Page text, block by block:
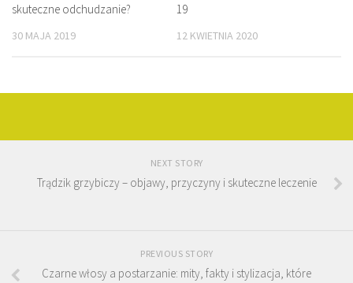
skuteczne odchudzanie?
30 MAJA 2019
19
12 KWIETNIA 2020
NEXT STORY
Trądzik grzybiczy – objawy, przyczyny i skuteczne leczenie
PREVIOUS STORY
Czarne włosy a postarzanie: mity, fakty i stylizacja, które